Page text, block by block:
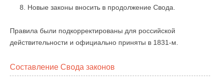
Новые законы вносить в продолжение Свода.
Правила были подкорректированы для российской
действительности и официально приняты в 1831-м.
Составление Свода законов